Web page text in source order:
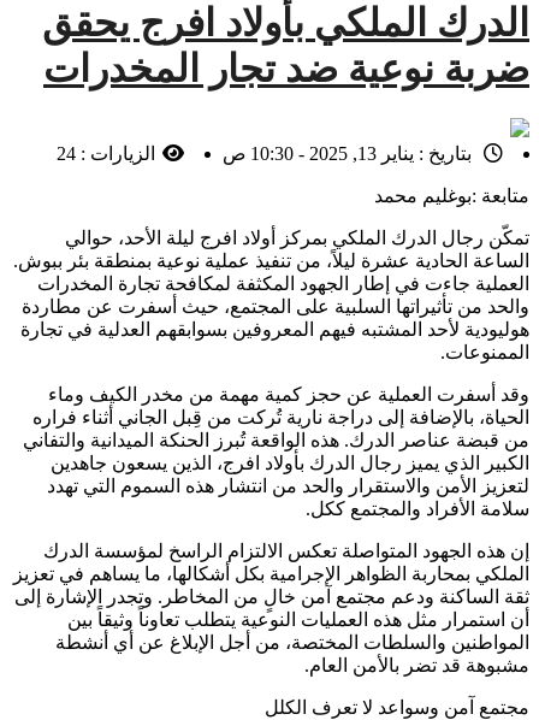
الدرك الملكي بأولاد افرج يحقق
ضربة نوعية ضد تجار المخدرات
بتاريخ : يناير 13, 2025 - 10:30 ص الزيارات : 24
متابعة :بوغليم محمد
تمكّن رجال الدرك الملكي بمركز أولاد افرج ليلة الأحد، حوالي
الساعة الحادية عشرة ليلاً، من تنفيذ عملية نوعية بمنطقة بئر ببوش.
العملية جاءت في إطار الجهود المكثفة لمكافحة تجارة المخدرات
والحد من تأثيراتها السلبية على المجتمع، حيث أسفرت عن مطاردة
هوليودية لأحد المشتبه فيهم المعروفين بسوابقهم العدلية في تجارة
الممنوعات.
وقد أسفرت العملية عن حجز كمية مهمة من مخدر الكيف وماء
الحياة، بالإضافة إلى دراجة نارية تُركت من قِبل الجاني أثناء فراره
من قبضة عناصر الدرك. هذه الواقعة تُبرز الحنكة الميدانية والتفاني
الكبير الذي يميز رجال الدرك بأولاد افرج، الذين يسعون جاهدين
لتعزيز الأمن والاستقرار والحد من انتشار هذه السموم التي تهدد
سلامة الأفراد والمجتمع ككل.
إن هذه الجهود المتواصلة تعكس الالتزام الراسخ لمؤسسة الدرك
الملكي بمحاربة الظواهر الإجرامية بكل أشكالها، ما يساهم في تعزيز
ثقة الساكنة ودعم مجتمع آمن خالٍ من المخاطر. وتجدر الإشارة إلى
أن استمرار مثل هذه العمليات النوعية يتطلب تعاوناً وثيقاً بين
المواطنين والسلطات المختصة، من أجل الإبلاغ عن أي أنشطة
مشبوهة قد تضر بالأمن العام.
مجتمع آمن وسواعد لا تعرف الكلل